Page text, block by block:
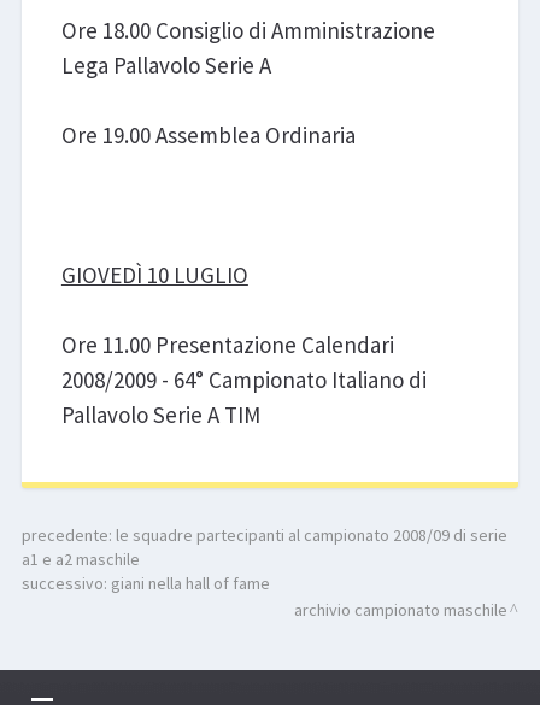
Ore 18.00 Consiglio di Amministrazione
Lega Pallavolo Serie A
Ore 19.00 Assemblea Ordinaria
GIOVEDÌ 10 LUGLIO
Ore 11.00 Presentazione Calendari
2008/2009 - 64° Campionato Italiano di
Pallavolo Serie A TIM
precedente: le squadre partecipanti al campionato 2008/09 di serie
a1 e a2 maschile
successivo: giani nella hall of fame
archivio campionato maschile